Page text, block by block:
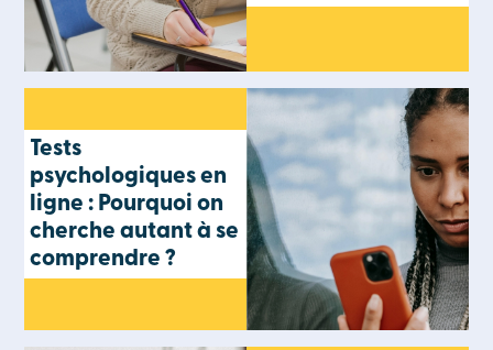
Tests
psychologiques en
ligne : Pourquoi on
cherche autant à se
comprendre ?